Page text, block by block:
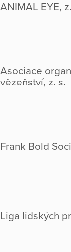
ANIMAL EYE,
Asociace
vězeňství, z. s.
Frank Bold
Liga lidských